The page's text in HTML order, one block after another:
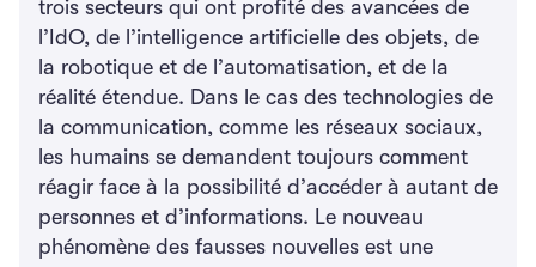
trois secteurs qui ont profité des avancées de
l’IdO, de l’intelligence artificielle des objets, de
la robotique et de l’automatisation, et de la
réalité étendue. Dans le cas des technologies de
la communication, comme les réseaux sociaux,
les humains se demandent toujours comment
réagir face à la possibilité d’accéder à autant de
personnes et d’informations. Le nouveau
phénomène des fausses nouvelles est une